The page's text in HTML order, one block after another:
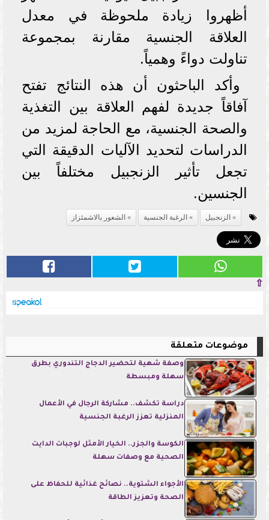
أظهروا زيادة ملحوظة في معدل
العلاقة الجنسية مقارنة بمجموعة
تناولت دواءً وهمياً.
وأكد الباحثون أن هذه النتائج تفتح
آفاقاً جديدة لفهم العلاقة بين التغذية
والصحة الجنسية، مع الحاجة لمزيد من
الدراسات لتحديد الآليات الدقيقة التي
تجعل تأثير الزنجبيل مختلفاً بين
الجنسين.
الزنجبيل الرغبة الجنسية الشعور بالاشمئزاز
⇧
موضوعات متعلقة
وصفة شهية لتحضير الدجاج التندوري بطرق
سهلة ومبسطة
دراسة تكشف.. مشاركة الرجال في الأعمال
المنزلية تعزز الرغبة الجنسية
الكوسة والجزر.. الخيار الأمثل لوجبات الدايت
الصحية مع وصفات سهلة
الأجواء الشتوية.. نصائح غذائية للحفاظ على
الصحة وتعزيز الطاقة